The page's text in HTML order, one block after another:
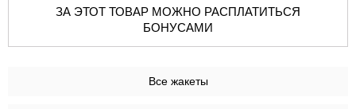
ЗА ЭТОТ ТОВАР МОЖНО РАСПЛАТИТЬСЯ
БОНУСАМИ
Все жакеты